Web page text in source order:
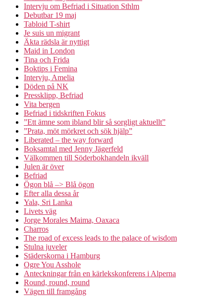
Intervju om Befriad i Situation Sthlm
Debutbar 19 maj
Tabloid T-shirt
Je suis un migrant
Äkta rädsla är nyttigt
Maid in London
Tina och Frida
Boktips i Femina
Intervju, Amelia
Döden på NK
Pressklipp, Befriad
Vita bergen
Befriad i tidskriften Fokus
”Ett ämne som ibland blir så sorgligt aktuellt”
”Prata, möt mörkret och sök hjälp”
Liberated – the way forward
Boksamtal med Jenny Jägerfeld
Välkommen till Söderbokhandeln ikväll
Julen är över
Befriad
Ögon blå –> Blå ögon
Efter alla dessa år
Yala, Sri Lanka
Livets väg
Jorge Morales Maima, Oaxaca
Charros
The road of excess leads to the palace of wisdom
Stulna juveler
Städerskorna i Hamburg
Ogre You Asshole
Anteckningar från en kärlekskonferens i Alperna
Round, round, round
Vägen till framgång